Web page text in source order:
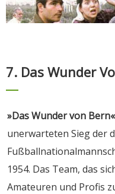
7. Das Wunder
»Das Wunder von Bern«
unerwarteten Sieg der
1954. Das Team, das
Amateuren und Profis